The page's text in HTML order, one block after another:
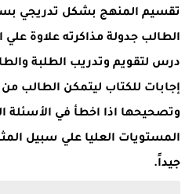
تقسيم المنهج بشكل تدريجي
الطالب جدولة مذاكرته علاوة
درس لتقويم وتدريب الطلبة
إجابات للكتاب ليتمكن الطالب من
وتصحيحها اذا اخطأ في الأسئلة
المستويات العليا علي سبيل
جيداً.